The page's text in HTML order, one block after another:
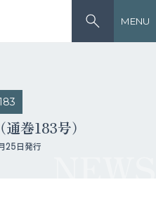
MENU
巻183号）
25日発行